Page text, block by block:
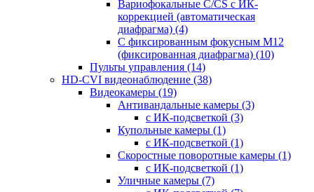
Вариофокальные C/CS с ИК-
коррекцией (автоматическая
диафрагма) (4)
С фиксированным фокусным М12
(фиксированная диафрагма) (10)
Пульты управления (14)
HD-CVI видеонаблюдение (38)
Видеокамеры (19)
Антивандальные камеры (3)
с ИК-подсветкой (3)
Купольные камеры (1)
с ИК-подсветкой (1)
Скоростные поворотные камеры (1)
с ИК-подсветкой (1)
Уличные камеры (7)